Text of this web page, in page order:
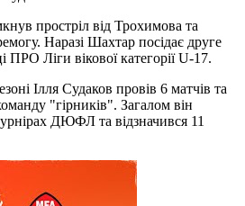
простріл від Трохимова та
Наразі Шахтар посідає друге
ПРО Ліги вікової категорії U-17.
Ілля Судаков провів 6 матчів та
"гірників". Загалом він
ДЮФЛ та відзначився 11